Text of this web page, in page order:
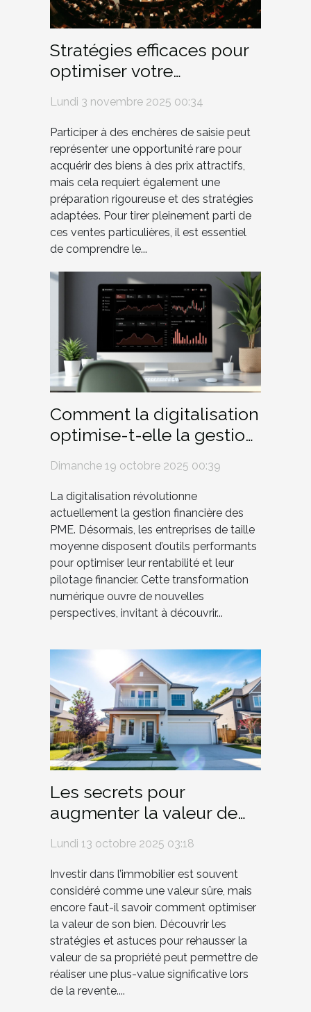
Stratégies efficaces pour
optimiser votre
participation aux
enchères de saisie
Lundi 3 novembre 2025 00:34
Participer à des enchères de saisie peut
représenter une opportunité rare pour
acquérir des biens à des prix attractifs,
mais cela requiert également une
préparation rigoureuse et des stratégies
adaptées. Pour tirer pleinement parti de
ces ventes particulières, il est essentiel
de comprendre le...
Comment la digitalisation
optimise-t-elle la gestion
Dimanche 19 octobre 2025 00:39
La digitalisation révolutionne
actuellement la gestion financière des
PME. Désormais, les entreprises de taille
moyenne disposent d’outils performants
pour optimiser leur rentabilité et leur
pilotage financier. Cette transformation
numérique ouvre de nouvelles
perspectives, invitant à découvrir...
Les secrets pour
augmenter la valeur de
Lundi 13 octobre 2025 03:18
Investir dans l’immobilier est souvent
considéré comme une valeur sûre, mais
encore faut-il savoir comment optimiser
la valeur de son bien. Découvrir les
stratégies et astuces pour rehausser la
valeur de sa propriété peut permettre de
réaliser une plus-value significative lors
de la revente....